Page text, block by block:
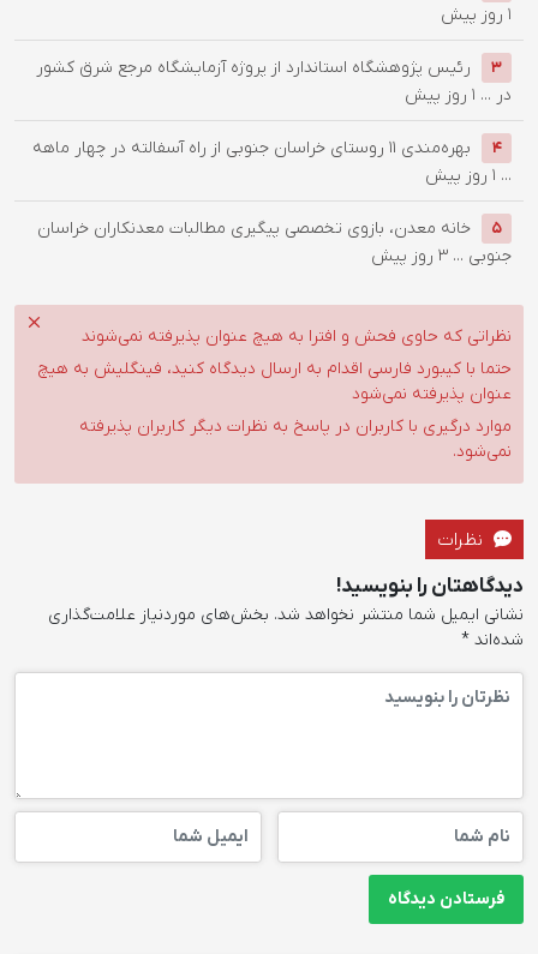
1 روز پیش
3
رئیس پژوهشگاه استاندارد از پروژه آزمایشگاه مرجع شرق کشور
در ... 1 روز پیش
4
بهره‌مندی ۱۱ روستای خراسان جنوبی از راه آسفالته در چهار ماهه
... 1 روز پیش
5
خانه معدن، بازوی تخصصی پیگیری مطالبات معدنکاران خراسان
جنوبی ... 3 روز پیش
نظراتی که حاوی فحش و افترا به هیچ عنوان پذیرفته نمی‌شوند
حتما با کیبورد فارسی اقدام به ارسال دیدگاه کنید، فینگلیش به هیچ
عنوان پذیرفته نمی‌شود
موارد درگیری با کاربران در پاسخ به نظرات دیگر کاربران پذیرفته
نمی‌شود.
نظرات
دیدگاهتان را بنویسید!
نشانی ایمیل شما منتشر نخواهد شد. بخش‌های موردنیاز علامت‌گذاری
شده‌اند *